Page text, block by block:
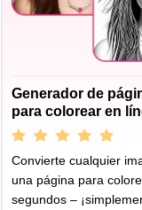
Generador de
para colorear en
Convierte cualquier
una página para
segundos –